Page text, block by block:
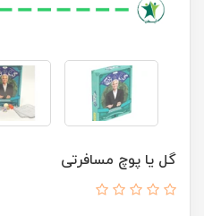
گل یا پوچ مسافرتی